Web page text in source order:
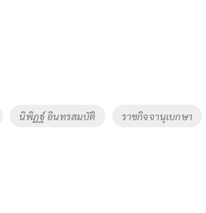
นิพิฏฐ์ อินทรสมบัติ ราชกิจจานุเบกษา